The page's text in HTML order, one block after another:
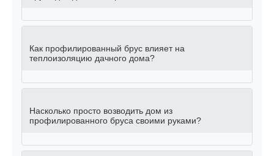
Как профилированный брус влияет на
теплоизоляцию дачного дома?
Насколько просто возводить дом из
профилированного бруса своими руками?